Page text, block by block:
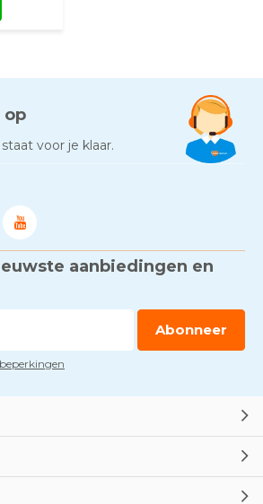
op
voor je klaar.
aanbiedingen en
Abonneer